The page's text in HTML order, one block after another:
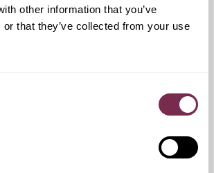
other information that you’ve
or that they’ve collected from your use
potrai equipaggiare la tua vettura
qualora fosse possibile, con